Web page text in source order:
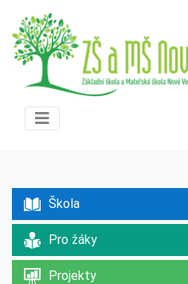
Škola
Pro žáky
Projekty